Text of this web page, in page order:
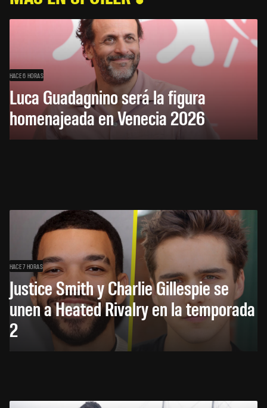
HACE 6 HORAS
Luca Guadagnino será la figura
homenajeada en Venecia 2026
HACE 7 HORAS
Justice Smith y Charlie Gillespie se
unen a Heated Rivalry en la temporada
2